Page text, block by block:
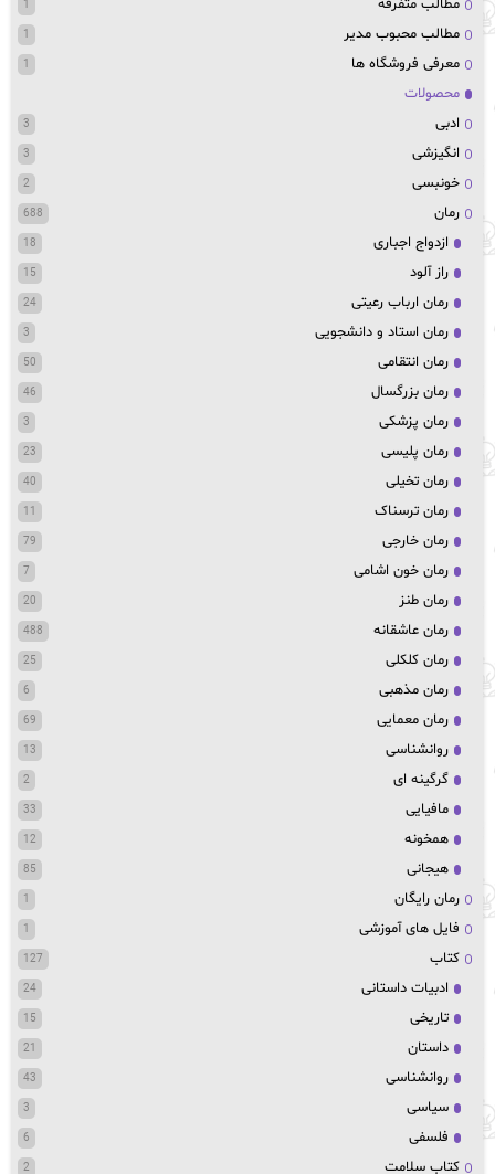
مطالب متفرقه 1
مطالب محبوب مدیر 1
معرفی فروشگاه ها 1
محصولات
ادبی
3
انگیزشی 3
خونبسی 2
رمان 688
ازدواج اجباری 18
راز آلود 15
رمان ارباب رعیتی 24
رمان استاد و دانشجویی 3
رمان انتقامی 50
رمان بزرگسال 46
رمان پزشکی 3
رمان پلیسی 23
رمان تخیلی 40
رمان ترسناک 11
رمان خارجی 79
رمان خون اشامی 7
رمان طنز 20
رمان عاشقانه 488
رمان کلکلی 25
رمان مذهبی 6
رمان معمایی 69
روانشناسی 13
گرگینه ای 2
مافیایی 33
همخونه 12
هیجانی 85
رمان رایگان 1
فایل های آموزشی 1
کتاب 127
ادبیات داستانی 24
تاریخی 15
داستان 21
روانشناسی 43
سیاسی 3
فلسفی 6
کتاب سلامت 2